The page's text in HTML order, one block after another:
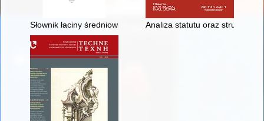
Słownik łaciny średniowiecznej w Polsce. T. 8, z. 11 (73),
Analiza statutu oraz struktury